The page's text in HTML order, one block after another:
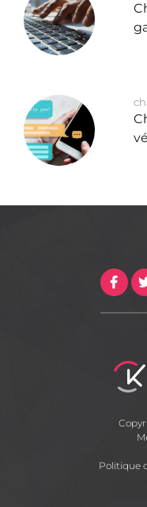
Politique